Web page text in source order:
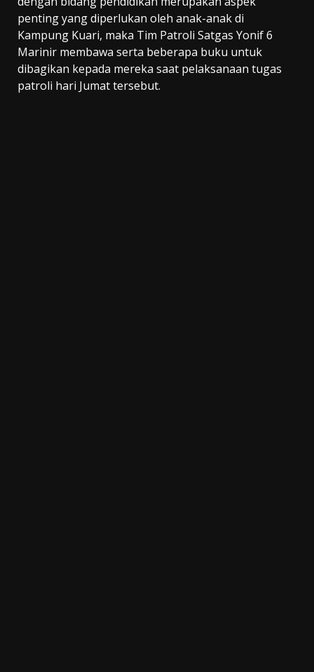
penting yang diperlukan oleh anak-anak di
Kampung Kuari, maka Tim Patroli Satgas Yonif 6
Marinir membawa serta beberapa buku untuk
dibagikan kepada mereka saat pelaksanaan tugas
patroli hari Jumat tersebut.